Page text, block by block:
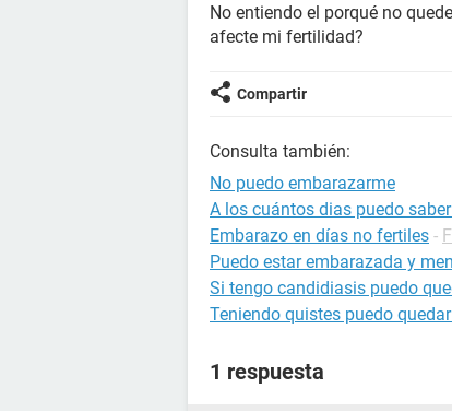
No entiendo el porqué no
afecte mi fertilidad?
Compartir
Consulta también:
No puedo embarazarme
A los cuántos dias puedo
Embarazo en días no fertiles -
Puedo estar embarazada y
Si tengo candidiasis puedo
Teniendo quistes puedo
1 respuesta